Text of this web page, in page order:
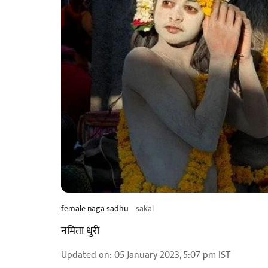
female naga sadhu sakal
नमिता धुरी
Updated on:05 January 2023, 5:07 pm IST